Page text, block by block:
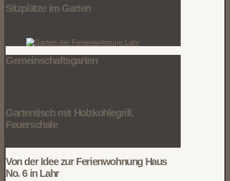
Sitzplätze im Garten
Gemeinschaftsgarten
Gartentisch mit Holzkohlegrill,
Feuerschale
Von der Idee zur Ferienwohnung Haus
No. 6 in Lahr